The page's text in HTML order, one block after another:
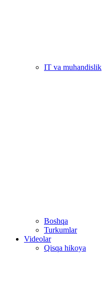
IT va muhandislik
Boshqa
Turkumlar
Videolar
Qisqa hikoya